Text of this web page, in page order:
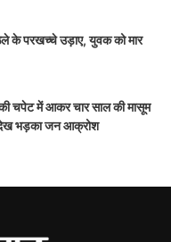
के परखच्चे उड़ाए, युवक को मार
चपेट में आकर चार साल की मासूम
देख भड़का जन आक्रोश